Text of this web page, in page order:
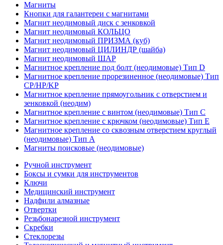
Магниты
Кнопки для галантереи с магнитами
Магнит неодимовый диск с зенковкой
Магнит неодимовый КОЛЬЦО
Магнит неодимовый ПРИЗМА (куб)
Магнит неодимовый ЦИЛИНДР (шайба)
Магнит неодимовый ШАР
Магнитное крепление под болт (неодимовые) Тип D
Магнитное крепление прорезиненное (неодимовые) Тип
CP/HP/KP
Магнитное крепление прямоугольник с отверстием и
зенковкой (неодим)
Магнитное крепление с винтом (неодимовые) Тип С
Магнитное крепление с крючком (неодимовые) Тип Е
Магнитное крепление со сквозным отверстием круглый
(неодимовые) Тип А
Магниты поисковые (неодимовые)
Ручной инструмент
Боксы и сумки для инструментов
Ключи
Медицинский инструмент
Надфили алмазные
Отвертки
Резьбонарезной инструмент
Скребки
Стеклорезы